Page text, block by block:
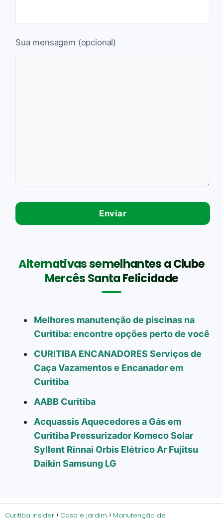
Sua mensagem (opcional)
Alternativas semelhantes a Clube
Mercês Santa Felicidade
Melhores manutenção de piscinas na
Curitiba: encontre opções perto de você
CURITIBA ENCANADORES Serviços de
Caça Vazamentos e Encanador em
Curitiba
AABB Curitiba
Acquassis Aquecedores a Gás em
Curitiba Pressurizador Komeco Solar
Syllent Rinnai Orbis Elétrico Ar Fujitsu
Daikin Samsung LG
Curitiba Insider Casa e jardim Manutenção de